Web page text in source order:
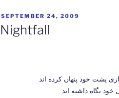
POSTED
ON
SEPTEMBER 24, 2009
Nightfall
پشت خود پنهان کرده اند
نگاه داشته اند